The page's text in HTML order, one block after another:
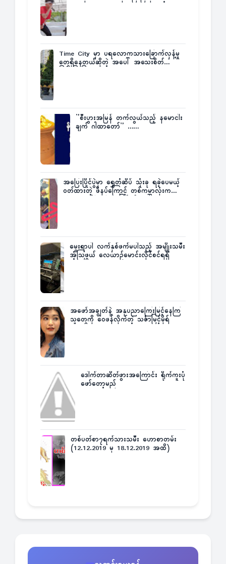
Time City မှာ ပရလောကသားခြောက်လှန့်မှု
တွေရှိနေတယ်ဆိုတဲ့ အပေါ် အသေးစိတ်
”စီးပွားအမြန် တက်လွယ်သည့် နမောငါး
ချက် ဂါထာတော်” ……
အပြေးပြိုင်ပွဲမှာ ရွှေတံဆိပ် သုံးခု ရခဲ့ပေမယ့်
ဝတ်ထားတဲ့ ဖိနပ်ကြောင့် တစ်ကမ္ဘာလုံးက
မွေးရာပါ လက်နှစ်ဖက်မပါသည့် အမျိုးသမီး
အံ့သြဖွယ် လေယာဉ်မောင်းလိုင်စင်ရရှိ
အဖော်အချွတ်နဲ့ အနုပညာကြေးမြင့်နေကြ
သူတွေကို ဝေဖန်လိုက်တဲ့ သင်္ဇာမြင့်မိုရ်
ဒေါက်တာဆိတ်ဖွားအကြောင်း ရိုက်ကူးပုံ
ဖော်တော့မည်
တစ်ပတ်စာ၇ရက်သားသမီး ဟောစာတမ်း
(12.12.2019 မှ 18.12.2019 အထိ)